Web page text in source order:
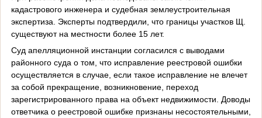
кадастрового инженера и судебная землеустроительная
экспертиза. Эксперты подтвердили, что границы участков Щ.
существуют на местности более 15 лет.
Суд апелляционной инстанции согласился с выводами
районного суда о том, что исправление реестровой ошибки
осуществляется в случае, если такое исправление не влечет
за собой прекращение, возникновение, переход
зарегистрированного права на объект недвижимости. Доводы
ответчика о реестровой ошибке признаны несостоятельными,